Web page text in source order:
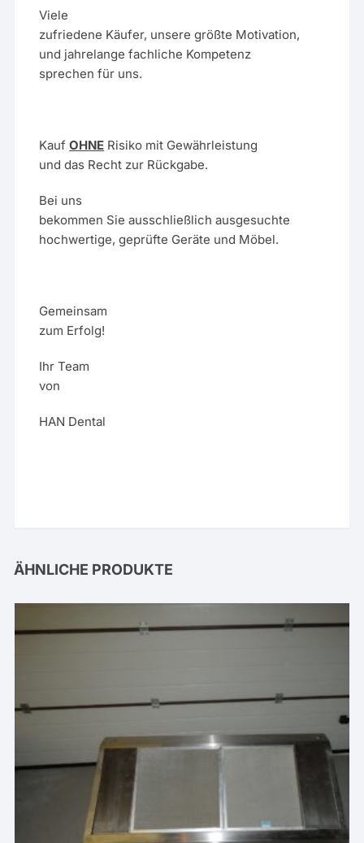
Viele
zufriedene Käufer, unsere größte Motivation,
und jahrelange fachliche Kompetenz
sprechen für uns.
KaufOHNE Risiko mit Gewährleistung
und das Recht zur Rückgabe.
Bei uns
bekommen Sie ausschließlich ausgesuchte
hochwertige, geprüfte Geräte und Möbel.
Gemeinsam
zum Erfolg!
Ihr Team
von
HAN Dental
ÄHNLICHE PRODUKTE